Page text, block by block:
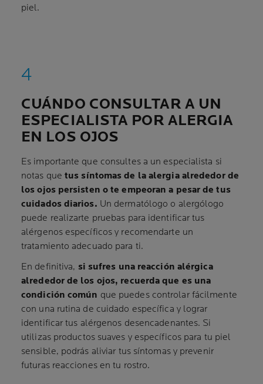
piel.
CUÁNDO CONSULTAR A UN
ESPECIALISTA POR ALERGIA
EN LOS OJOS
Es importante que consultes a un especialista si
notas que tus síntomas de la alergia alrededor de
los ojos persisten o te empeoran a pesar de tus
cuidados diarios. Un dermatólogo o alergólogo
puede realizarte pruebas para identificar tus
alérgenos específicos y recomendarte un
tratamiento adecuado para ti.
En definitiva, si sufres una reacción alérgica
alrededor de los ojos, recuerda que es una
condición común que puedes controlar fácilmente
con una rutina de cuidado específica y lograr
identificar tus alérgenos desencadenantes. Si
utilizas productos suaves y específicos para tu piel
sensible, podrás aliviar tus síntomas y prevenir
futuras reacciones en tu rostro.